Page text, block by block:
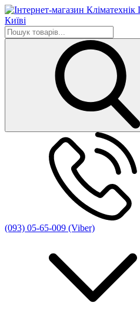
(093) 05-65-009 (Viber)